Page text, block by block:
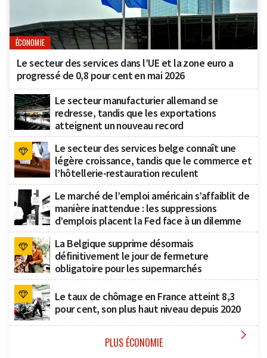
ÉCONOMIE
Le secteur des services dans l’UE et la zone euro a
progressé de 0,8 pour cent en mai 2026
Le secteur manufacturier allemand se
redresse, tandis que les exportations
atteignent un nouveau record
Le secteur des services belge connaît une
légère croissance, tandis que le commerce et
l’hôtellerie-restauration reculent
Le marché de l’emploi américain s’affaiblit de
manière inattendue : les suppressions
d’emplois placent la Fed face à un dilemme
La Belgique supprime désormais
définitivement le jour de fermeture
obligatoire pour les supermarchés
Le taux de chômage en France atteint 8,3
pour cent, son plus haut niveau depuis 2020
PLUS ÉCONOMIE 